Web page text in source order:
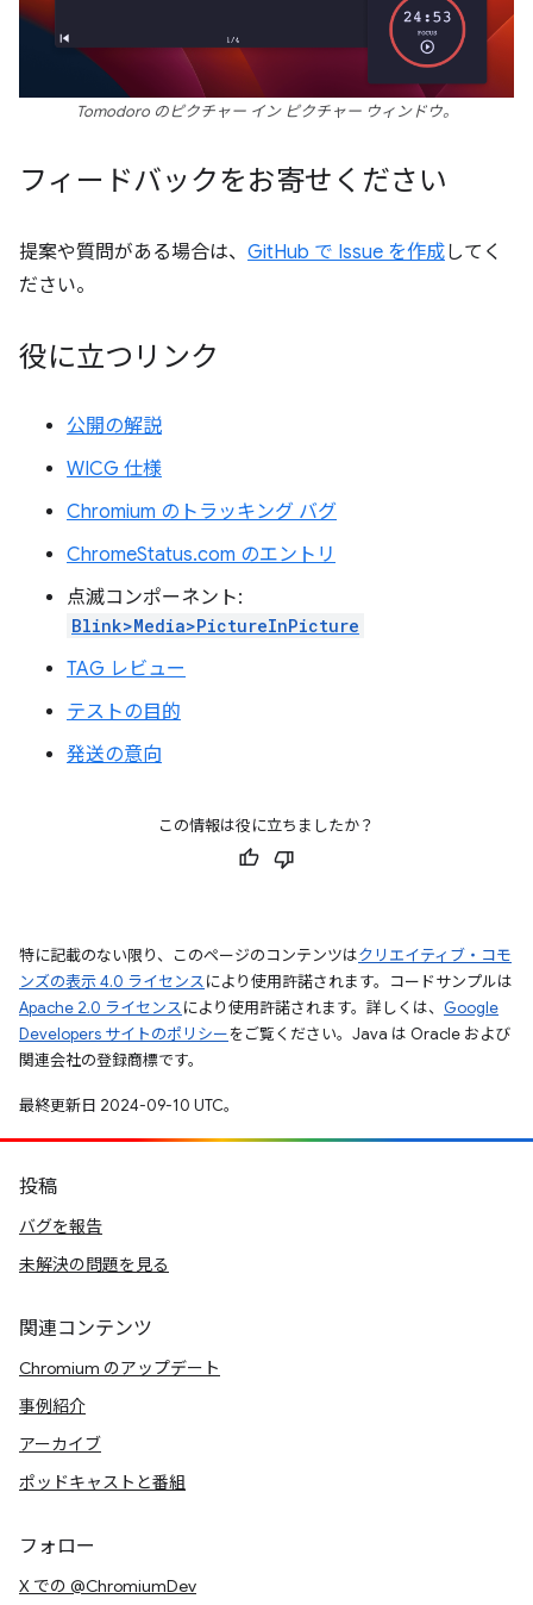
Tomodoro のピクチャー イン ピクチャー ウィンドウ。
フィードバックをお寄せください
提案や質問がある場合は、 GitHub で Issue を作成してく
ださい。
役に立つリンク
公開の解説
WICG 仕様
Chromium のトラッキング バグ
ChromeStatus.com のエントリ
点滅コンポーネント:
Blink>Media>PictureInPicture
TAG レビュー
テストの目的
発送の意向
この情報は役に立ちましたか？
特に記載のない限り、このページのコンテンツはクリエイティブ・コモ
ンズの表示 4.0 ライセンスにより使用許諾されます。コードサンプルは
Apache 2.0 ライセンスにより使用許諾されます。詳しくは、 Google
Developers サイトのポリシーをご覧ください。Java は Oracle および
関連会社の登録商標です。
最終更新日 2024-09-10 UTC。
投稿
バグを報告
未解決の問題を見る
関連コンテンツ
Chromium のアップデート
事例紹介
アーカイブ
ポッドキャストと番組
フォロー
X での @ChromiumDev